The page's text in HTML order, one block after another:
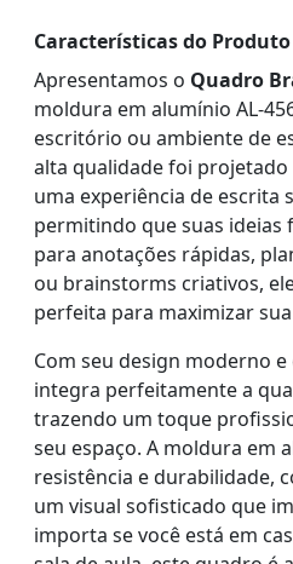
Características do Produto
Apresentamos o Quadro
moldura em alumínio AL-
escritório ou ambiente de
alta qualidade foi
uma experiência de escrita
permitindo que suas ideias
para anotações rápidas,
ou brainstorms criativos,
perfeita para maximizar
Com seu design moderno
integra perfeitamente a
trazendo um toque
seu espaço. A moldura em
resistência e durabilidade,
um visual sofisticado que
importa se você está em